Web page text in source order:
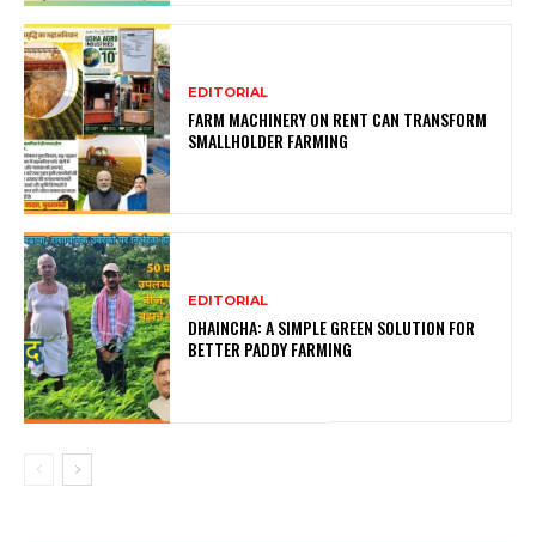
EDITORIAL
FARM MACHINERY ON RENT CAN TRANSFORM
SMALLHOLDER FARMING
EDITORIAL
DHAINCHA: A SIMPLE GREEN SOLUTION FOR
BETTER PADDY FARMING